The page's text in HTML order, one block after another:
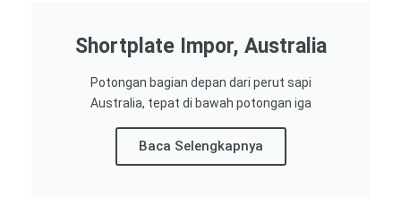
Shortplate Impor, Australia
Potongan bagian depan dari perut sapi
Australia, tepat di bawah potongan iga
Baca Selengkapnya